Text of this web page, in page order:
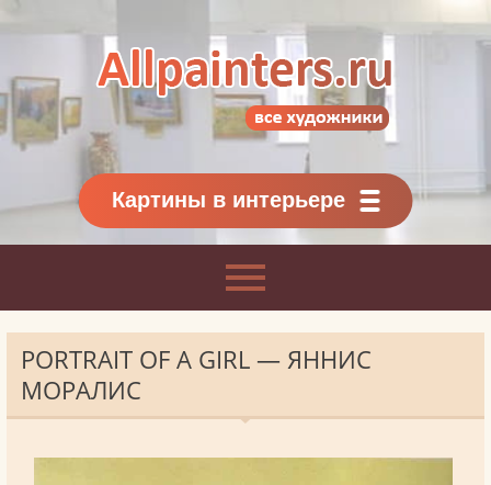
Картины классиков
и современников
Картины в интерьере
PORTRAIT OF A GIRL — ЯННИС
МОРАЛИС